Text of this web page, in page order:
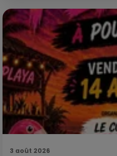
3 août 2026